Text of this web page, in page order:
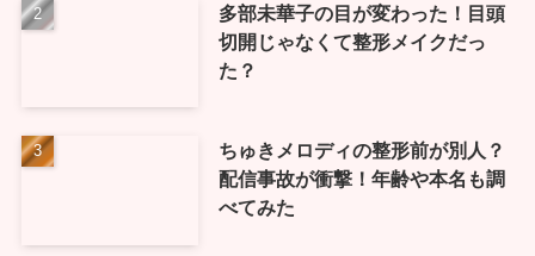
多部未華子の目が変わった！目頭
切開じゃなくて整形メイクだっ
た？
ちゅきメロディの整形前が別人？
配信事故が衝撃！年齢や本名も調
べてみた